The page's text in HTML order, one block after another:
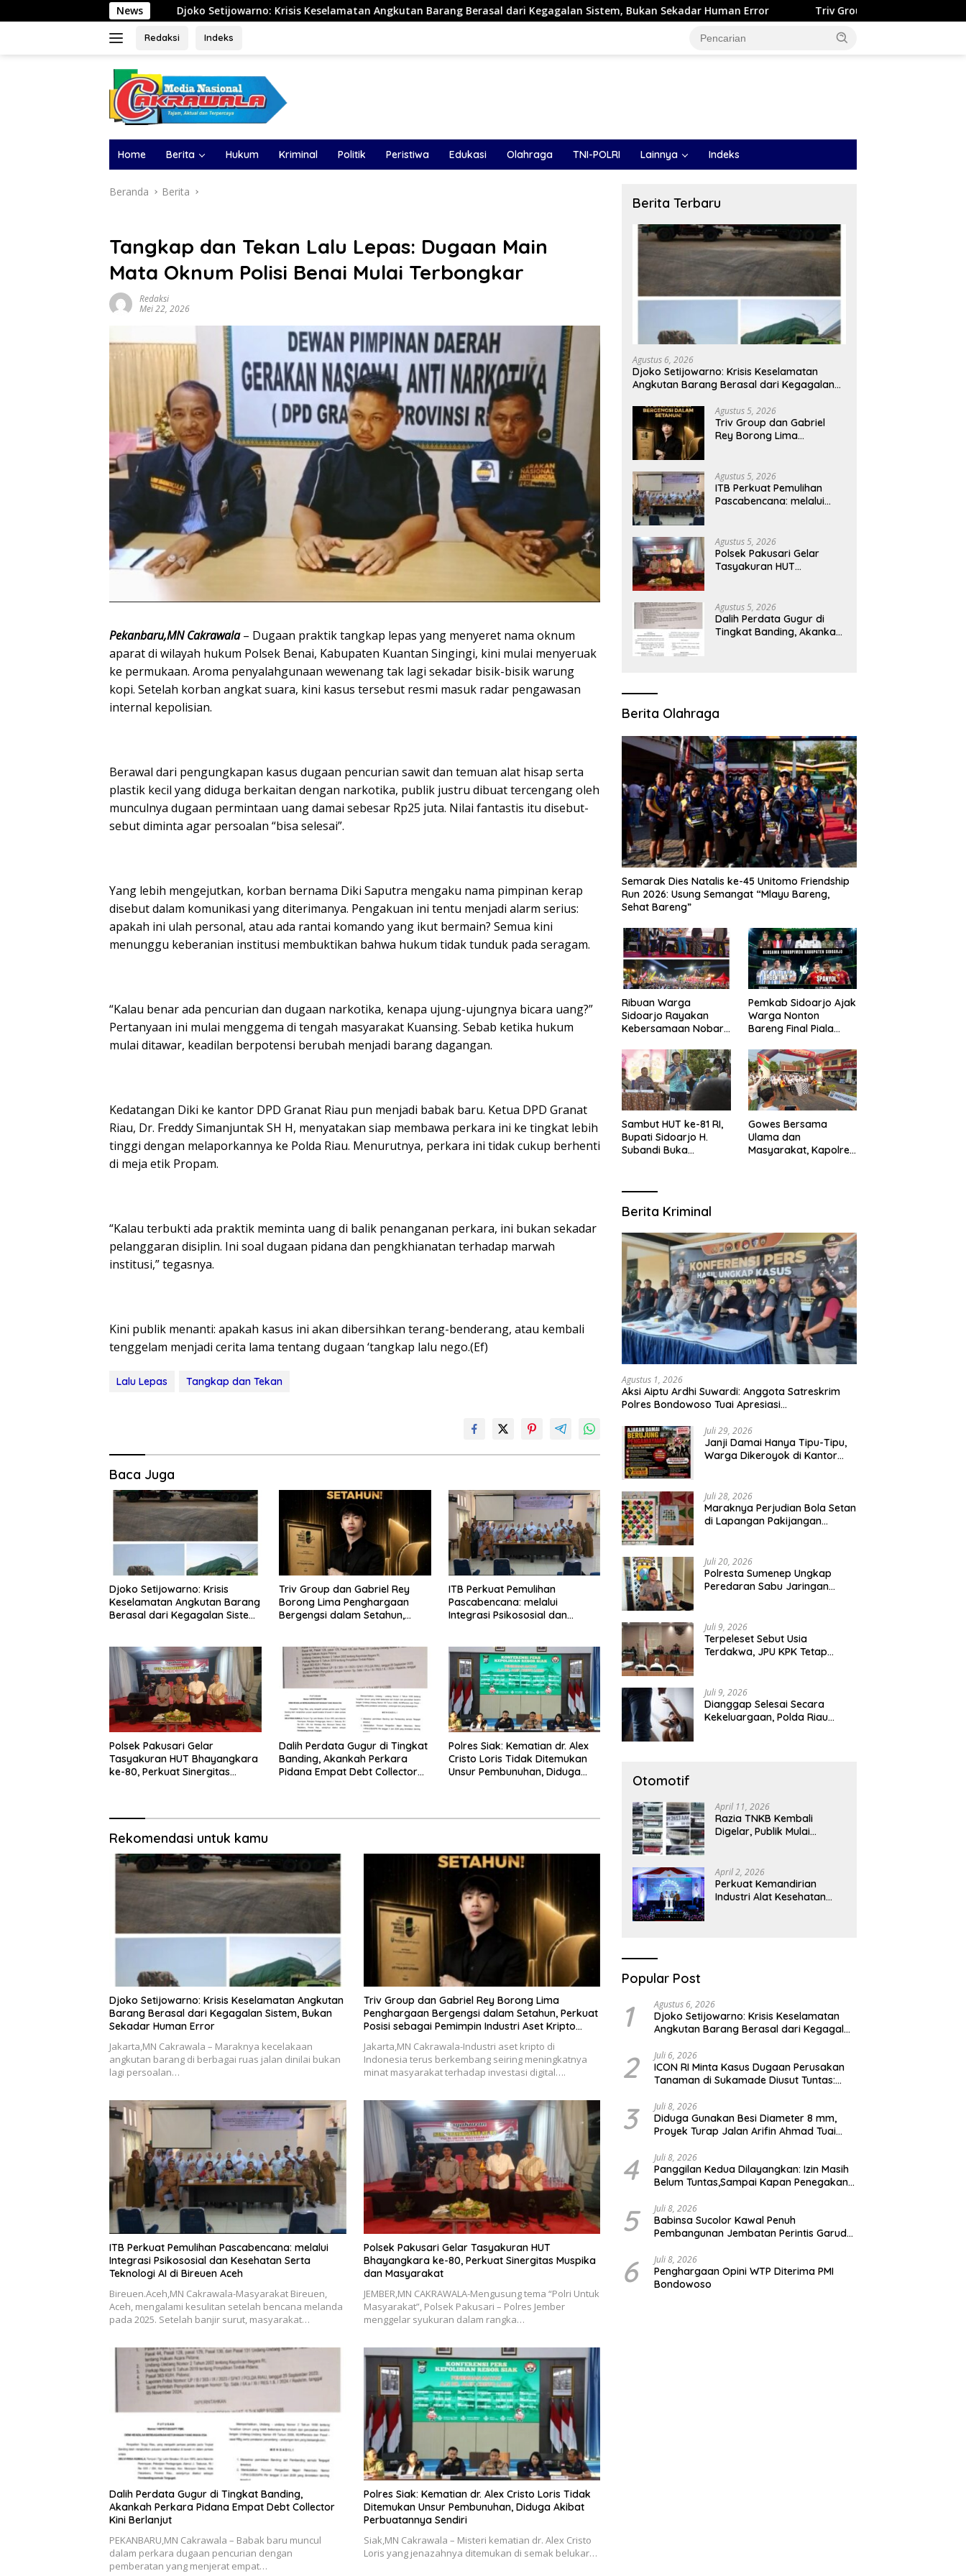
ke
News
Djoko Setijowarno: Krisis Keselamatan Angkutan Barang Berasal dari Kegagalan Sistem, Bukan Sekadar Human Error Triv Group dan Gabriel Rey Borong Lima Penghargaan
Redaksi Indeks
Home Berita Hukum Kriminal Politik Peristiwa Edukasi Olahraga TNI-POLRI Lainnya Indeks
Beranda Berita
Tangkap dan Tekan Lalu Lepas: Dugaan Main
Mata Oknum Polisi Benai Mulai Terbongkar
Redaksi
Mei 22, 2026
Pekanbaru,MN Cakrawala– Dugaan praktik tangkap lepas yang menyeret nama oknum
aparat di wilayah hukum Polsek Benai, Kabupaten Kuantan Singingi, kini mulai menyeruak
ke permukaan. Aroma penyalahgunaan wewenang tak lagi sekadar bisik-bisik warung
kopi. Setelah korban angkat suara, kini kasus tersebut resmi masuk radar pengawasan
internal kepolisian.
Berawal dari pengungkapan kasus dugaan pencurian sawit dan temuan alat hisap serta
plastik kecil yang diduga berkaitan dengan narkotika, publik justru dibuat tercengang oleh
munculnya dugaan permintaan uang damai sebesar Rp25 juta. Nilai fantastis itu disebut-
sebut diminta agar persoalan “bisa selesai”.
Yang lebih mengejutkan, korban bernama Diki Saputra mengaku nama pimpinan kerap
disebut dalam komunikasi yang diterimanya. Pengakuan ini tentu menjadi alarm serius:
apakah ini ulah personal, atau ada rantai komando yang ikut bermain? Semua kini
menunggu keberanian institusi membuktikan bahwa hukum tidak tunduk pada seragam.
“Kalau benar ada pencurian dan dugaan narkotika, kenapa ujung-ujungnya bicara uang?”
Pertanyaan ini mulai menggema di tengah masyarakat Kuansing. Sebab ketika hukum
mulai ditawar, keadilan berpotensi berubah menjadi barang dagangan.
Kedatangan Diki ke kantor DPD Granat Riau pun menjadi babak baru. Ketua DPD Granat
Riau, Dr. Freddy Simanjuntak SH H, menyatakan siap membawa perkara ini ke tingkat lebih
tinggi dengan melaporkannya ke Polda Riau. Menurutnya, perkara ini tidak cukup berhenti
di meja etik Propam.
“Kalau terbukti ada praktik meminta uang di balik penanganan perkara, ini bukan sekadar
pelanggaran disiplin. Ini soal dugaan pidana dan pengkhianatan terhadap marwah
institusi,” tegasnya.
Kini publik menanti: apakah kasus ini akan dibersihkan terang-benderang, atau kembali
tenggelam menjadi cerita lama tentang dugaan ‘tangkap lalu nego.(Ef)
Lalu Lepas Tangkap dan Tekan
Baca Juga
Djoko Setijowarno: Krisis
Keselamatan Angkutan Barang
Berasal dari Kegagalan Sistem,
Triv Group dan Gabriel Rey
Borong Lima Penghargaan
Bergengsi dalam Setahun,
Indonesia
ITB Perkuat Pemulihan
Pascabencana: melalui
Integrasi Psikososial dan
Polsek Pakusari Gelar
Tasyakuran HUT Bhayangkara
ke-80, Perkuat Sinergitas
Dalih Perdata Gugur di Tingkat
Banding, Akankah Perkara
Pidana Empat Debt Collector
Polres Siak: Kematian dr. Alex
Cristo Loris Tidak Ditemukan
Unsur Pembunuhan, Diduga
Rekomendasi untuk kamu
Djoko Setijowarno: Krisis Keselamatan Angkutan
Barang Berasal dari Kegagalan Sistem, Bukan
Sekadar Human Error
Jakarta,MN Cakrawala – Maraknya kecelakaan
angkutan barang di berbagai ruas jalan dinilai bukan
lagi persoalan…
Triv Group dan Gabriel Rey Borong Lima
Penghargaan Bergengsi dalam Setahun, Perkuat
Posisi sebagai Pemimpin Industri Aset Kripto
Jakarta,MN Cakrawala-Industri aset kripto di
Indonesia terus berkembang seiring meningkatnya
minat masyarakat terhadap investasi digital….
ITB Perkuat Pemulihan Pascabencana: melalui
Integrasi Psikososial dan Kesehatan Serta
Teknologi AI di Bireuen Aceh
Bireuen.Aceh,MN Cakrawala-Masyarakat Bireuen,
Aceh, mengalami kesulitan setelah bencana melanda
pada 2025. Setelah banjir surut, masyarakat…
Polsek Pakusari Gelar Tasyakuran HUT
Bhayangkara ke-80, Perkuat Sinergitas Muspika
dan Masyarakat
​JEMBER,MN CAKRAWALA-Mengusung tema “Polri Untuk
Masyarakat”, Polsek Pakusari – Polres Jember
menggelar syukuran dalam rangka…
Dalih Perdata Gugur di Tingkat Banding,
Akankah Perkara Pidana Empat Debt Collector
Kini Berlanjut
PEKANBARU,MN Cakrawala – Babak baru muncul
dalam perkara dugaan pencurian dengan
pemberatan yang menjerat empat…
Polres Siak: Kematian dr. Alex Cristo Loris Tidak
Ditemukan Unsur Pembunuhan, Diduga Akibat
Perbuatannya Sendiri
Siak,MN Cakrawala – Misteri kematian dr. Alex Cristo
Loris yang jenazahnya ditemukan di semak belukar…
Berita Terbaru
Agustus 6, 2026
Djoko Setijowarno: Krisis Keselamatan
Angkutan Barang Berasal dari Kegagalan
Agustus 5, 2026
Triv Group dan Gabriel
Rey Borong Lima
Posisi sebagai Pemimpin
Industri Aset Kripto
Indonesia
Agustus 5, 2026
ITB Perkuat Pemulihan
Pascabencana: melalui
AI di Bireuen Aceh
Agustus 5, 2026
Polsek Pakusari Gelar
Tasyakuran HUT
dan Masyarakat
Agustus 5, 2026
Dalih Perdata Gugur di
Tingkat Banding, Akankah
Berita Olahraga
Semarak Dies Natalis ke-45 Unitomo Friendship
Run 2026: Usung Semangat “Mlayu Bareng,
Sehat Bareng”
Ribuan Warga
Sidoarjo Rayakan
Kebersamaan Nobar
Bersama Bupati
Subandi dan
Forkopimda
Pemkab Sidoarjo Ajak
Warga Nonton
Bareng Final Piala
Berhadiah Umroh
Sambut HUT ke-81 RI,
Bupati Sidoarjo H.
Subandi Buka
Kecamatan Sukodono
Gowes Bersama
Ulama dan
Masyarakat, Kapolres
Berita Kriminal
Agustus 1, 2026
Aksi Aiptu Ardhi Suwardi: Anggota Satreskrim
Polres Bondowoso Tuai Apresiasi
Tumbang
Juli 29, 2026
Janji Damai Hanya Tipu-Tipu,
Warga Dikeroyok di Kantor
Juli 28, 2026
Maraknya Perjudian Bola Setan
di Lapangan Pakijangan
Juli 20, 2026
Polresta Sumenep Ungkap
Peredaran Sabu Jaringan
Juli 9, 2026
Terpeleset Sebut Usia
Terdakwa, JPU KPK Tetap
Juli 9, 2026
Dianggap Selesai Secara
Kekeluargaan, Polda Riau
Otomotif
April 11, 2026
Razia TNKB Kembali
Digelar, Publik Mulai
Pemberitaan
April 2, 2026
Perkuat Kemandirian
Industri Alat Kesehatan
Popular Post
1 Agustus 6, 2026
Djoko Setijowarno: Krisis Keselamatan
Angkutan Barang Berasal dari Kegagalan
2 Juli 6, 2026
ICON RI Minta Kasus Dugaan Perusakan
Tanaman di Sukamade Diusut Tuntas:
Membuktikan Haknya
3 Juli 8, 2026
Diduga Gunakan Besi Diameter 8 mm,
Proyek Turap Jalan Arifin Ahmad Tuai
4 Juli 8, 2026
Panggilan Kedua Dilayangkan: Izin Masih
Belum Tuntas,Sampai Kapan Penegakan
Pembinaan
5 Juli 8, 2026
Babinsa Sucolor Kawal Penuh
Pembangunan Jembatan Perintis Garuda
6 Juli 8, 2026
Penghargaan Opini WTP Diterima PMI
Bondowoso